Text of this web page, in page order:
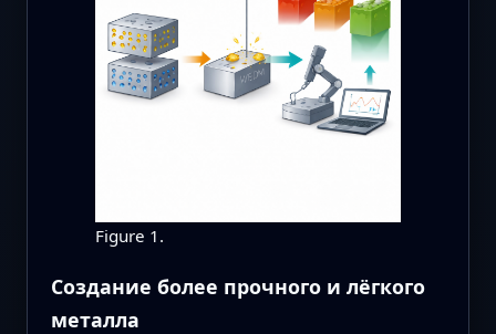
Figure 1.
Создание более прочного и лёгкого
металла